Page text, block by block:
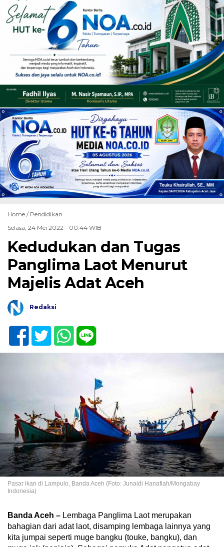
Home / Pendidikan
Selasa, 24 Mei 2022 - 00:44 WIB
Kedudukan dan Tugas
Panglima Laot Menurut
Majelis Adat Aceh
Redaksi
Pasar ikan di Lampulo, Banda Aceh (Foto: Junaidi Hanafiah/Mongabay
Indonesia)
Banda Aceh – Lembaga Panglima Laot merupakan
bahagian dari adat laot, disamping lembaga lainnya yang
kita jumpai seperti muge bangku (touke, bangku), dan